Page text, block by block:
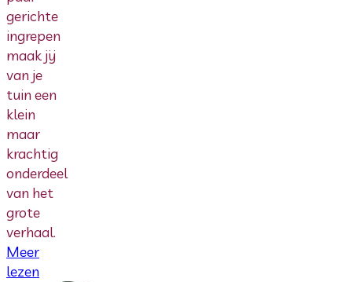
gerichte
ingrepen
maak jij
van je
tuin een
klein
maar
krachtig
onderdeel
van het
grote
verhaal.
Meer
lezen